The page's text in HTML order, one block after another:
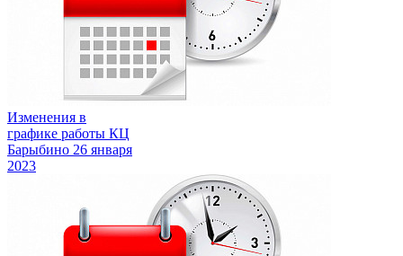
Изменения в
графике работы КЦ
Барыбино 26 января
2023